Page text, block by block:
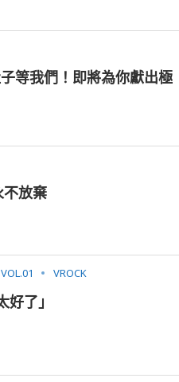
等我們！即將為你獻出極
不放棄
VROCK
了」